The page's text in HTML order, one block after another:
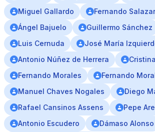
Miguel Gallardo
Fernando Salazar
Ángel Bajuelo
Guillermo Sánchez
Luis Cernuda
José María
Antonio Núñez de Herrera
Fernando Morales
Fernando
Manuel Chaves Nogales
Diego
Rafael Cansinos Assens
Pepe
Antonio Escudero
Dámaso Alonso